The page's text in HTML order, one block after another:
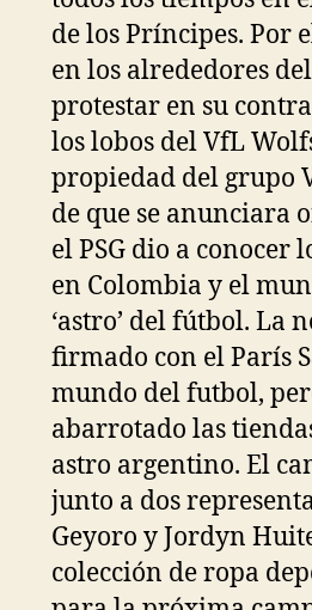
de los Príncipes. Por
en los alrededores
protestar en su
los lobos del VfL
propiedad del grupo
de que se anunciara
el PSG dio a conocer
en Colombia y el
‘astro’ del fútbol. La
firmado con el París
mundo del futbol,
abarrotado las
astro argentino. El
junto a dos
Geyoro y Jordyn
colección de ropa